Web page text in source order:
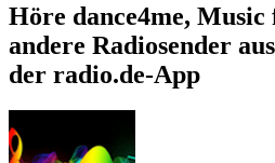
Höre dance4me,
andere Radiosender
der radio.de-App